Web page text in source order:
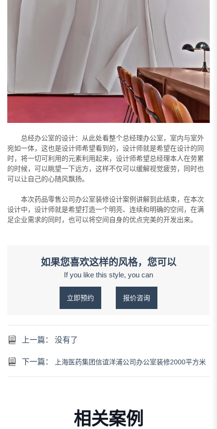
总经办公室的设计：从此处看整个总经理办公室，室内与室外
宛如一体，这也是设计师希望看到的，设计师就是希望在设计的同
时，将一切可利用的元素利用起来，设计师希望总经理本人在劳累
的时候，可以眺望一下远方，这样不仅可以缓解视觉疲劳，同时也
可以让自己的心随风飘扬。
本次药品零售公司办公室装修设计案例讲解到此结束，在本次
设计中，设计师就是希望打造一个明亮、连续和明确的空间，在满
足企业需求的同时，也可以将空间自身的优点完美的开发出来。
如果您喜欢这样的风格，您可以
If you like this style, you can
立即预约 报价咨询
上一篇： 没有了
下一篇： 上海医药集团信谊洋浦公司办公室装修2000平方米
相关案例